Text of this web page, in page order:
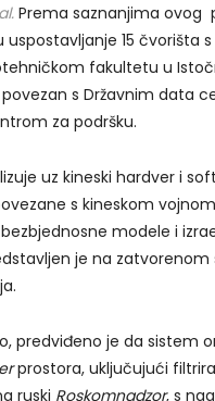
Prema saznanjima ovog
uspostavljanje 15 čvorišta
fakultetu u
povezan s Državnim data
za podršku.
uz kineski hardver i
s kineskom vojnom
modele i
je na zatvorenom
predviđeno je da sistem
prostora, uključujući
ruski Roskomnadzor, s